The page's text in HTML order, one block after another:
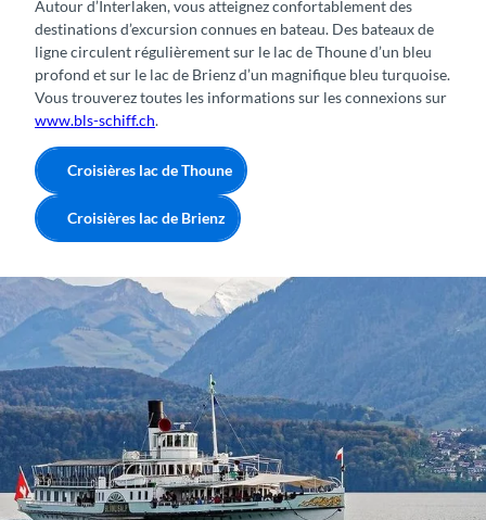
Autour d’Interlaken, vous atteignez confortablement des
destinations d’excursion connues en bateau. Des bateaux de
ligne circulent régulièrement sur le lac de Thoune d’un bleu
profond et sur le lac de Brienz d’un magnifique bleu turquoise.
Vous trouverez toutes les informations sur les connexions sur
www.bls-schiff.ch.
Croisières lac de Thoune
Croisières lac de Brienz